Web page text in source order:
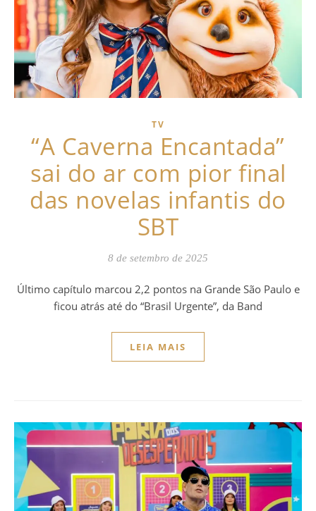
TV
“A Caverna Encantada”
sai do ar com pior final
das novelas infantis do
SBT
8 de setembro de 2025
Último capítulo marcou 2,2 pontos na Grande São Paulo e
ficou atrás até do “Brasil Urgente”, da Band
LEIA MAIS